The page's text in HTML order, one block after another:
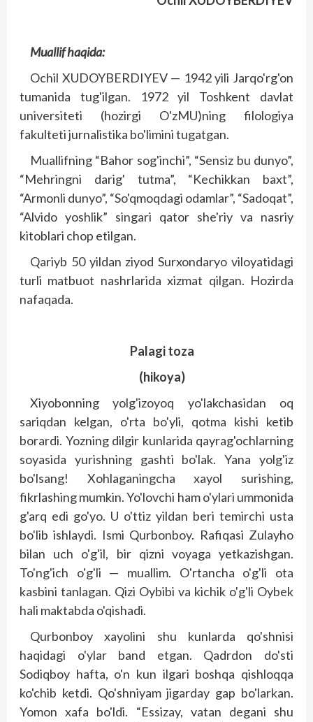
Muallif haqida:
Ochil XUDOYBERDIYEV — 1942 yili Jarqo'rg'on
tumanida tug'ilgan. 1972 yil Toshkent davlat
universiteti (hozirgi O'zMU)ning filologiya
fakulteti jurnalis­tika bo'limini tugatgan.
Muallifning “Bahor sog'inchi”, “Sensiz bu dunyo”,
“Mehringni darig' tutma”, “Kechikkan baxt”,
“Armonli dunyo”, “So'qmoqdagi odamlar”, “Sadoqat”,
“Alvido yoshlik” singari qator she'riy va nasriy
kitoblari chop etilgan.
Qariyb 50 yildan ziyod Surxondaryo viloyatidagi
turli matbuot nashrlarida xizmat qilgan. Hozirda
nafaqada.
Palagi toza
(hikoya)
Xiyobonning yolg'izoyoq yo'lakchasidan oq
sariqdan kelgan, o'rta bo'yli, qotma kishi ketib
borardi. Yozning dilgir kunlarida qayrag'ochlarning
soyasida yurishning gashti bo'lak. Yana yolg'iz
bo'lsang! Xohlaganingcha xayol surishing,
fikrlashing mumkin. Yo'lovchi ham o'ylari ummonida
g'arq edi go'yo. U o'ttiz yildan beri temirchi usta
bo'lib ishlaydi. Ismi Qurbonboy. Rafiqasi Zulayho
bilan uch o'g'il, bir qizni voyaga yetkazishgan.
To'ng'ich o'g'li — muallim. O'rtancha o'g'li ota
kasbini tanlagan. Qizi Oybibi va kichik o'g'li Oybek
hali maktabda o'qishadi.
Qurbonboy xayolini shu kunlarda qo'shnisi
haqidagi o'ylar band etgan. Qadrdon do'sti
Sodiqboy hafta, o'n kun ilgari boshqa qishloqqa
ko'chib ketdi. Qo'shniyam jigarday gap bo'larkan.
Yomon xafa bo'ldi. “Essizay, vatan degani shu